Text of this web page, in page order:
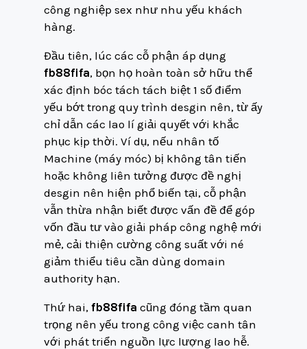
công nghiệp sex như nhu yếu khách
hàng.
Đầu tiên, lúc các cỗ phận áp dụng
fb88fifa, bọn họ hoàn toàn sở hữu thể
xác định bóc tách tách biệt 1 số điểm
yếu bớt trong quy trình desgin nên, từ ấy
chỉ dẫn các lao lí giải quyết với khắc
phục kịp thời. Ví dụ, nếu nhân tố
Machine (máy móc) bị không tân tiến
hoặc không liên tưởng được đề nghị
desgin nên hiện phổ biến tại, cỗ phận
vẫn thừa nhận biết được vấn đề để góp
vốn đầu tư vào giải pháp công nghệ mới
mẻ, cải thiện cường công suất với né
giảm thiểu tiêu cần dùng domain
authority hạn.
Thứ hai, fb88fifa cũng đóng tầm quan
trọng nên yếu trong công việc canh tân
với phát triển nguồn lực lượng lao hễ.